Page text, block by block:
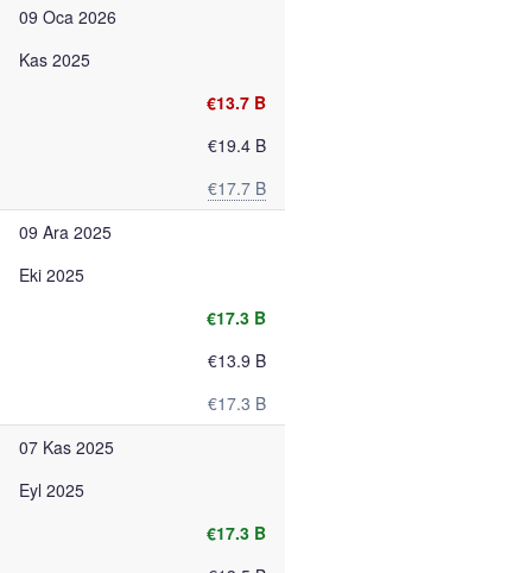
09 Oca 2026
Kas 2025
€13.7 B
€19.4 B
€17.7 B
09 Ara 2025
Eki 2025
€17.3 B
€13.9 B
€17.3 B
07 Kas 2025
Eyl 2025
€17.3 B